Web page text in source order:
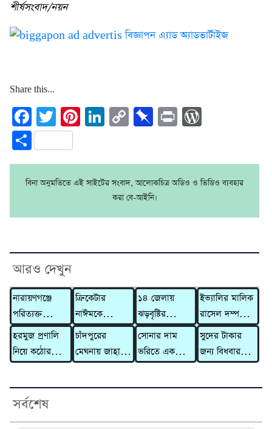
শীর্ষসংবাদ/নয়ন
Share this...
Facebook
TwitterPinterest
LinkedIn
CopyPinboard
Print
Share
বিনা অনুমতিতে এই সাইটের সংবাদ, আলোকচিত্র অডিও ও ভিডিও ব্যবহার
করা বে-আইনি।
আরও দেখুন
নারায়ণগঞ্জে
পরিত্যক্ত
গোডাউনে মিলল
গলিত মরদেহ
ক্রিকেটার
নাঈমকে
মারধরের ঘটনায়
অভিযুক্ত ওসিকে
প্রত্যাহার
১৪ জেলায়
ঝড়বৃষ্টির
আভাস,
সতর্কসংকেত
ইভ্যালির মালিক
রাসেল দম্পতির
বিরুদ্ধে ৩১০
কোটি টাকার
মানিলন্ডারিং
হরমুজ প্রণালি
নিয়ে কঠোর
চাঁদপুরের
মেঘনায় জাহাজে
সোনার দাম
ভরিতে একলাফে
সুদের টাকার
জন্য বিধবার
সর্বশেষ